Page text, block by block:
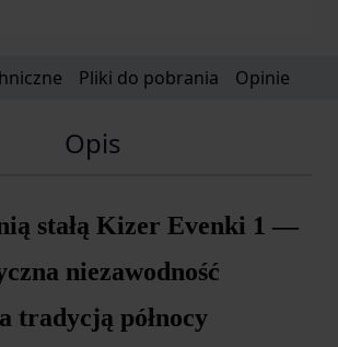
Pliki do pobrania Opinie
Opis
stałą Kizer Evenki 1 —
niezawodność
tradycją północy